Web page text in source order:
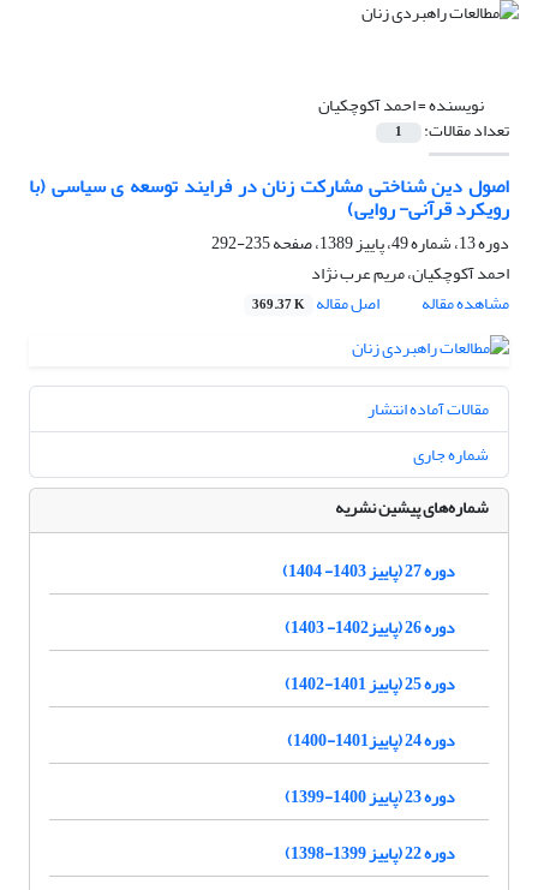
نویسنده =احمد آکوچکیان
تعداد مقالات: 1
اصول دین شناختی مشارکت زنان در فرایند توسعه ی سیاسی (با
رویکرد قرآنی- روایی)
دوره 13، شماره 49، پاییز 1389، صفحه
235-292
احمد آکوچکیان، مریم عرب نژاد
مشاهده مقاله
اصل مقاله 369.37 K
مقالات آماده انتشار
شماره جاری
شماره‌های پیشین نشریه
دوره 27 (پاییز 1403- 1404)
دوره 26 (پاییز1402- 1403)
دوره 25 (پاییز 1401-1402)
دوره 24 (پاییز1401-1400)
دوره 23 (پاییز 1400-1399)
دوره 22 (پاییز 1399-1398)